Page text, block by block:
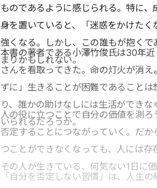
ものであるように感じられる。特に
身を置いていると、「迷惑をかけた
強くなる。しかし、この誰もが抱く
まりかもしれない。
本書の著者である小澤竹俊氏は30年
さんを看取ってきた。命の灯火が消
ずに」生きることが困難であること
り、誰かの助けなしには生活ができ
いられるだろうか。
人の役に立つことで自分の価値を測
否定することにつながっていく。だ
つことができなくなっても、人には
その人が生きている、何気ない1日に
「自分を否定しない習慣」は、人生